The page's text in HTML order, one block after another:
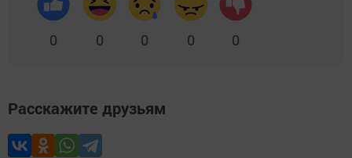
0 0 0 0 0
Расскажите друзьям